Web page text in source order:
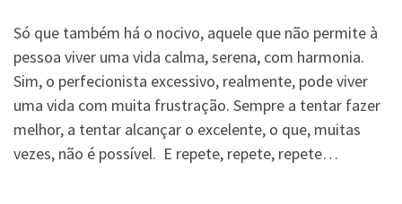
Só que também há o nocivo, aquele que não permite à
pessoa viver uma vida calma, serena, com harmonia.
Sim, o perfecionista excessivo, realmente, pode viver
uma vida com muita frustração. Sempre a tentar fazer
melhor, a tentar alcançar o excelente, o que, muitas
vezes, não é possível. E repete, repete, repete…